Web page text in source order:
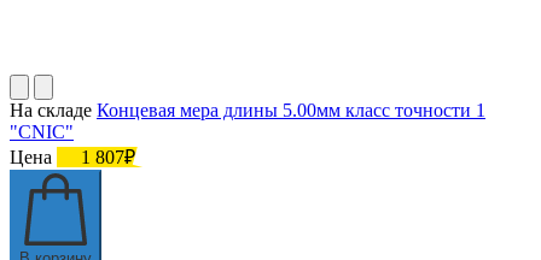
На складе Концевая мера длины 5.00мм класс точности 1
"CNIC"
Цена
1 807₽